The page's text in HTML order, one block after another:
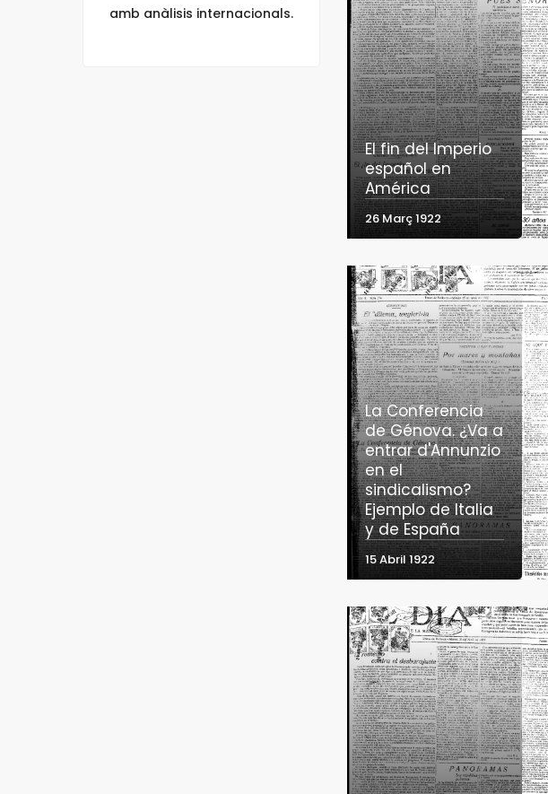
amb anàlisis internacionals.
El fin del Imperio
español en
América
26 Març 1922
La Conferencia
de Génova. ¿Va a
entrar d'Annunzio
en el
sindicalismo?
Ejemplo de Italia
y de España
15 Abril 1922